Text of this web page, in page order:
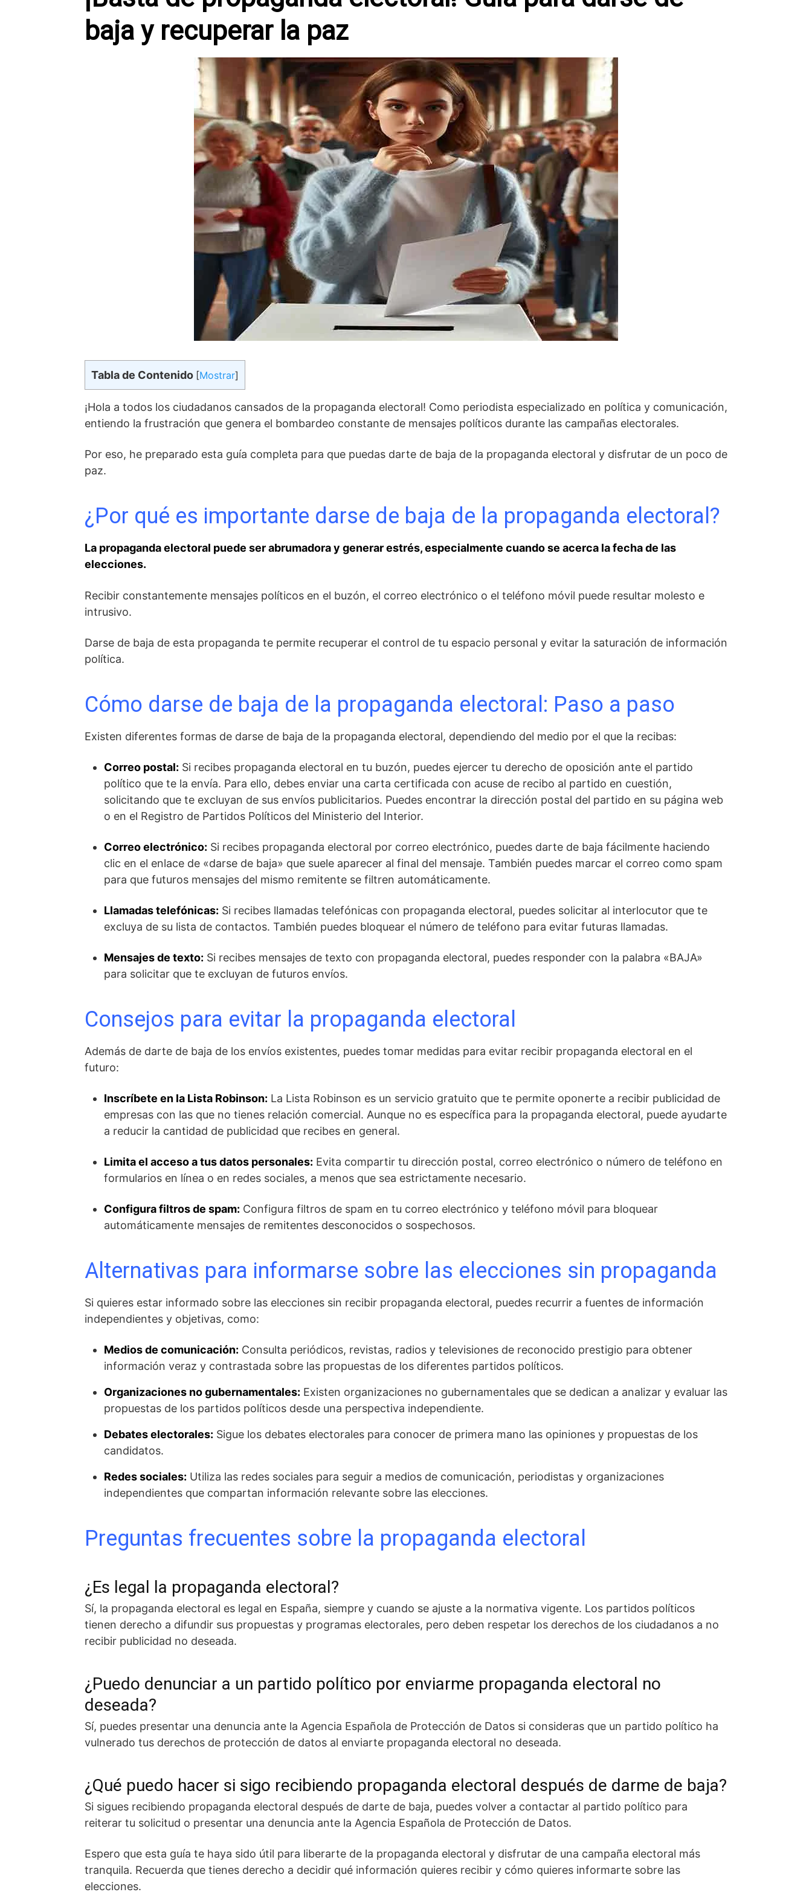
baja y recuperar la paz
Tabla de Contenido [Mostrar]
¡Hola a todos los ciudadanos cansados de la propaganda electoral! Como periodista especializado en política y comunicación,
entiendo la frustración que genera el bombardeo constante de mensajes políticos durante las campañas electorales.
Por eso, he preparado esta guía completa para que puedas darte de baja de la propaganda electoral y disfrutar de un poco de
paz.
¿Por qué es importante darse de baja de la propaganda electoral?
La propaganda electoral puede ser abrumadora y generar estrés, especialmente cuando se acerca la fecha de las
elecciones.
Recibir constantemente mensajes políticos en el buzón, el correo electrónico o el teléfono móvil puede resultar molesto e
intrusivo.
Darse de baja de esta propaganda te permite recuperar el control de tu espacio personal y evitar la saturación de información
política.
Cómo darse de baja de la propaganda electoral: Paso a paso
Existen diferentes formas de darse de baja de la propaganda electoral, dependiendo del medio por el que la recibas:
Correo postal: Si recibes propaganda electoral en tu buzón, puedes ejercer tu derecho de oposición ante el partido
político que te la envía. Para ello, debes enviar una carta certificada con acuse de recibo al partido en cuestión,
solicitando que te excluyan de sus envíos publicitarios. Puedes encontrar la dirección postal del partido en su página web
o en el Registro de Partidos Políticos del Ministerio del Interior.
Correo electrónico: Si recibes propaganda electoral por correo electrónico, puedes darte de baja fácilmente haciendo
clic en el enlace de «darse de baja» que suele aparecer al final del mensaje. También puedes marcar el correo como spam
para que futuros mensajes del mismo remitente se filtren automáticamente.
Llamadas telefónicas: Si recibes llamadas telefónicas con propaganda electoral, puedes solicitar al interlocutor que te
excluya de su lista de contactos. También puedes bloquear el número de teléfono para evitar futuras llamadas.
Mensajes de texto: Si recibes mensajes de texto con propaganda electoral, puedes responder con la palabra «BAJA»
para solicitar que te excluyan de futuros envíos.
Consejos para evitar la propaganda electoral
Además de darte de baja de los envíos existentes, puedes tomar medidas para evitar recibir propaganda electoral en el
futuro:
Inscríbete en la Lista Robinson: La Lista Robinson es un servicio gratuito que te permite oponerte a recibir publicidad de
empresas con las que no tienes relación comercial. Aunque no es específica para la propaganda electoral, puede ayudarte
a reducir la cantidad de publicidad que recibes en general.
Limita el acceso a tus datos personales: Evita compartir tu dirección postal, correo electrónico o número de teléfono en
formularios en línea o en redes sociales, a menos que sea estrictamente necesario.
Configura filtros de spam: Configura filtros de spam en tu correo electrónico y teléfono móvil para bloquear
automáticamente mensajes de remitentes desconocidos o sospechosos.
Alternativas para informarse sobre las elecciones sin propaganda
Si quieres estar informado sobre las elecciones sin recibir propaganda electoral, puedes recurrir a fuentes de información
independientes y objetivas, como:
Medios de comunicación: Consulta periódicos, revistas, radios y televisiones de reconocido prestigio para obtener
información veraz y contrastada sobre las propuestas de los diferentes partidos políticos.
Organizaciones no gubernamentales: Existen organizaciones no gubernamentales que se dedican a analizar y evaluar las
propuestas de los partidos políticos desde una perspectiva independiente.
Debates electorales: Sigue los debates electorales para conocer de primera mano las opiniones y propuestas de los
candidatos.
Redes sociales: Utiliza las redes sociales para seguir a medios de comunicación, periodistas y organizaciones
independientes que compartan información relevante sobre las elecciones.
Preguntas frecuentes sobre la propaganda electoral
¿Es legal la propaganda electoral?
Sí, la propaganda electoral es legal en España, siempre y cuando se ajuste a la normativa vigente. Los partidos políticos
tienen derecho a difundir sus propuestas y programas electorales, pero deben respetar los derechos de los ciudadanos a no
recibir publicidad no deseada.
¿Puedo denunciar a un partido político por enviarme propaganda electoral no
deseada?
Sí, puedes presentar una denuncia ante la Agencia Española de Protección de Datos si consideras que un partido político ha
vulnerado tus derechos de protección de datos al enviarte propaganda electoral no deseada.
¿Qué puedo hacer si sigo recibiendo propaganda electoral después de darme de baja?
Si sigues recibiendo propaganda electoral después de darte de baja, puedes volver a contactar al partido político para
reiterar tu solicitud o presentar una denuncia ante la Agencia Española de Protección de Datos.
Espero que esta guía te haya sido útil para liberarte de la propaganda electoral y disfrutar de una campaña electoral más
tranquila. Recuerda que tienes derecho a decidir qué información quieres recibir y cómo quieres informarte sobre las
elecciones.